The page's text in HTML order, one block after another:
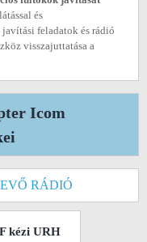
és
feladatok és rádió
visszajuttatása a
Icom
RÁDIÓ
kézi URH